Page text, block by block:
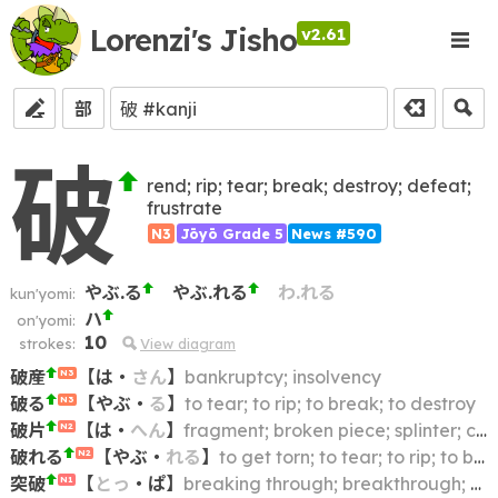
Lorenzi's Jisho v2.61
部
破
rend; rip; tear; break; destroy; defeat;
frustrate
N3 Jōyō Grade 5 News #590
kun'yomi: やぶ.る やぶ.れる わ.れる
on'yomi: ハ
strokes: 10 View diagram
破産 N3 【は ・ さん】 bankruptcy; insolvency
破る
N3 【やぶ ・ る】 to tear; to rip; to break; to destroy
破片
N2 【は ・ へん】 fragment; broken piece; splinter; chip; shard
破れる
N2 【やぶ ・ れる】 to get torn; to tear; to rip; to break; to wear out
突破
N1 【 とっ ・ ぱ】 breaking through; breakthrough; penetration